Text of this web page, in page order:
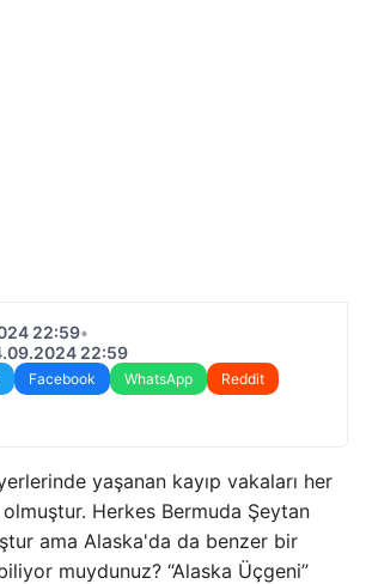
22:59•
22:59
Facebook WhatsApp
Reddit
yaşanan kayıp vakaları her
Herkes Bermuda Şeytan
ama Alaska'da da benzer bir
muydunuz? “Alaska Üçgeni”